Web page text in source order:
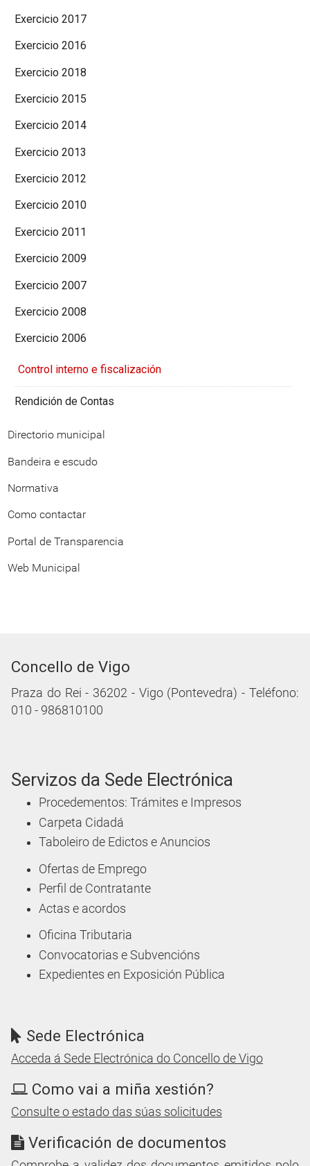
Exercicio 2017
Exercicio 2016
Exercicio 2018
Exercicio 2015
Exercicio 2014
Exercicio 2013
Exercicio 2012
Exercicio 2010
Exercicio 2011
Exercicio 2009
Exercicio 2007
Exercicio 2008
Exercicio 2006
Control interno e fiscalización
Rendición de Contas
Directorio municipal
Bandeira e escudo
Normativa
Como contactar
Portal de Transparencia
Web Municipal
Concello de Vigo
Praza do Rei - 36202 - Vigo (Pontevedra) - Teléfono:
010 - 986810100
Servizos da Sede Electrónica
Procedementos: Trámites e Impresos
Carpeta Cidadá
Taboleiro de Edictos e Anuncios
Ofertas de Emprego
Perfil de Contratante
Actas e acordos
Oficina Tributaria
Convocatorias e Subvencións
Expedientes en Exposición Pública
Sede Electrónica
Acceda á Sede Electrónica do Concello de Vigo
Como vai a miña xestión?
Consulte o estado das súas solicitudes
Verificación de documentos